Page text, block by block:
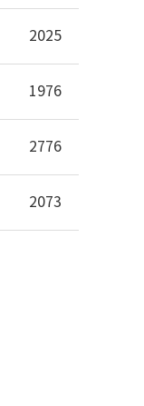
2025
1976
2776
2073